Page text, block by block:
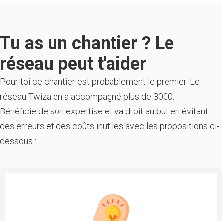
Tu as un chantier ? Le
réseau peut t'aider
Pour toi ce chantier est probablement le premier. Le
réseau Twiza en a accompagné plus de 3000.
Bénéficie de son expertise et va droit au but en évitant
des erreurs et des coûts inutiles avec les propositions ci-
dessous :